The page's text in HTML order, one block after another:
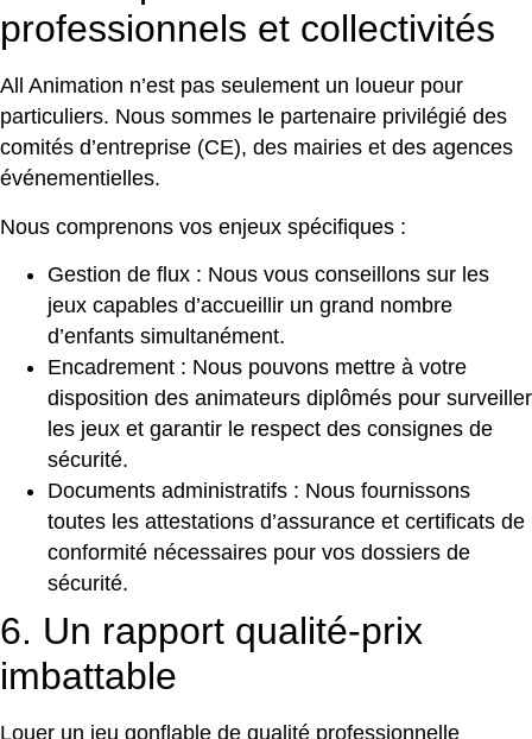
professionnels et collectivités
All Animation n’est pas seulement un loueur pour
particuliers. Nous sommes le partenaire privilégié des
comités d’entreprise (CE), des mairies et des agences
événementielles.
Nous comprenons vos enjeux spécifiques :
Gestion de flux : Nous vous conseillons sur les
jeux capables d’accueillir un grand nombre
d’enfants simultanément.
Encadrement : Nous pouvons mettre à votre
disposition des animateurs diplômés pour surveiller
les jeux et garantir le respect des consignes de
sécurité.
Documents administratifs : Nous fournissons
toutes les attestations d’assurance et certificats de
conformité nécessaires pour vos dossiers de
sécurité.
6. Un rapport qualité-prix
imbattable
Louer un jeu gonflable de qualité professionnelle